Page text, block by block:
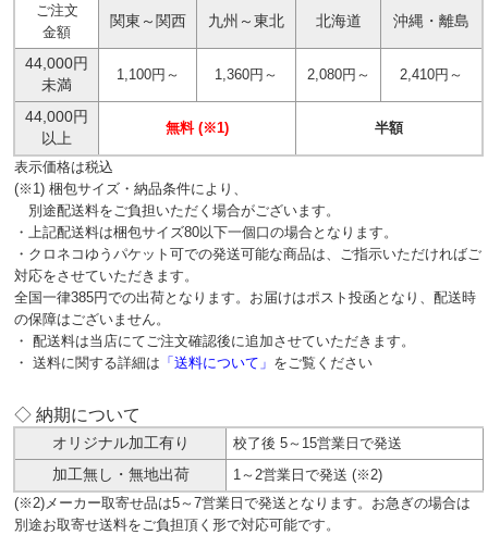
ご注文
金額
関東～関西 九州～東北 北海道 沖縄・離島
44,000円
未満
1,100円～ 1,360円～ 2,080円～ 2,410円～
44,000円
以上
無料 (※1) 半額
表示価格は税込
(※1) 梱包サイズ・納品条件により、
別途配送料をご負担いただく場合がございます。
・上記配送料は梱包サイズ80以下一個口の場合となります。
・クロネコゆうパケット可での発送可能な商品は、ご指示いただければご
対応をさせていただきます。
全国一律385円での出荷となります。お届けはポスト投函となり、配送時
の保障はございません。
・ 配送料は当店にてご注文確認後に追加させていただきます。
・ 送料に関する詳細は 「送料について」 をご覧ください
◇ 納期について
オリジナル加工有り
校了後 5～15営業日で発送
加工無し・無地出荷
1～2営業日で発送 (※2)
(※2)メーカー取寄せ品は5～7営業日で発送となります。お急ぎの場合は
別途お取寄せ送料をご負担頂く形で対応可能です。